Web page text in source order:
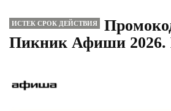
ИСТЕК СРОК ДЕЙСТВИЯ
Пикник Афиши 2026.